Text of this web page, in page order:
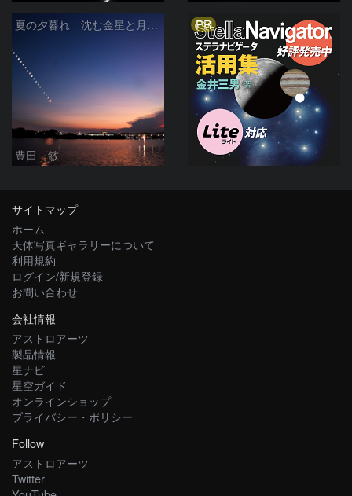
夏の夕暮れ 沈む金星と月 2026/7/20
豊田 敏
PR
サイトマップ
ホーム
天体写真ギャラリーについて
利用規約
ログイン/新規登録
お問い合わせ
会社情報
アストロアーツ
製品情報
星ナビ
星空ガイド
オンラインショップ
プライバシー・ポリシー
Follow
アストロアーツ
Twitter